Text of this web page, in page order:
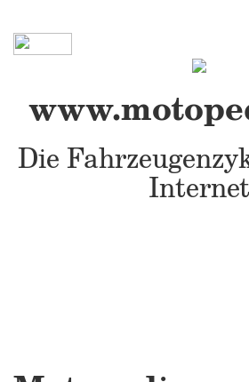
Die
Internet